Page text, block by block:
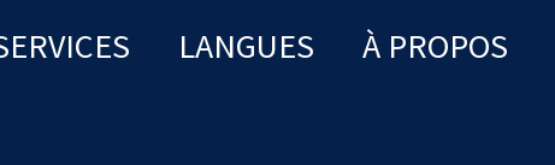
LANGUES À PROPOS